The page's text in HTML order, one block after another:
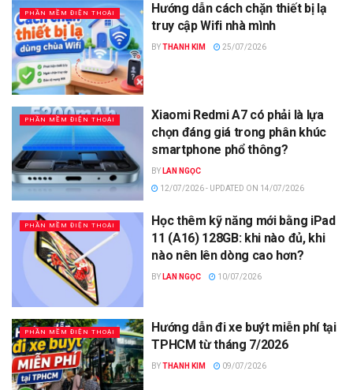
PHẦN MỀM ĐIỆN THOẠI
Hướng dẫn cách chặn thiết bị lạ
truy cập Wifi nhà mình
BYTHANH KIM 25/07/2026
PHẦN MỀM ĐIỆN THOẠI
Xiaomi Redmi A7 có phải là lựa
chọn đáng giá trong phân khúc
smartphone phổ thông?
BY LAN NGỌC
12/07/2026 - UPDATED ON 14/07/2026
PHẦN MỀM ĐIỆN THOẠI
Học thêm kỹ năng mới bằng iPad
11 (A16) 128GB: khi nào đủ, khi
nào nên lên dòng cao hơn?
BY LAN NGỌC 10/07/2026
PHẦN MỀM ĐIỆN THOẠI
Hướng dẫn đi xe buýt miễn phí tại
TPHCM từ tháng 7/2026
BYTHANH KIM 09/07/2026